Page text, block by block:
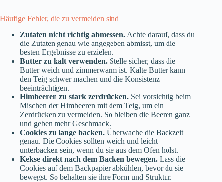
Häufige Fehler, die zu vermeiden sind
Zutaten nicht richtig abmessen.Achte darauf, dass du
die Zutaten genau wie angegeben abmisst, um die
besten Ergebnisse zu erzielen.
Butter zu kalt verwenden. Stelle sicher, dass die
Butter weich und zimmerwarm ist. Kalte Butter kann
den Teig schwer machen und die Konsistenz
beeinträchtigen.
Himbeeren zu stark zerdrücken. Sei vorsichtig beim
Mischen der Himbeeren mit dem Teig, um ein
Zerdrücken zu vermeiden. So bleiben die Beeren ganz
und geben mehr Geschmack.
Cookies zu lange backen. Überwache die Backzeit
genau. Die Cookies sollten weich und leicht
unterbacken sein, wenn du sie aus dem Ofen holst.
Kekse direkt nach dem Backen bewegen. Lass die
Cookies auf dem Backpapier abkühlen, bevor du sie
bewegst. So behalten sie ihre Form und Struktur.